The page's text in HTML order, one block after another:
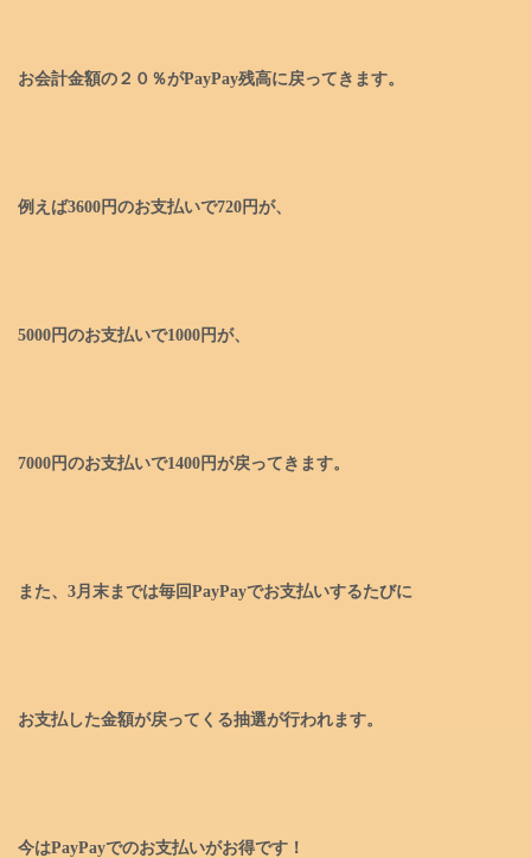
お会計金額の２０％がPayPay残高に戻ってきます。
例えば3600円のお支払いで720円が、
5000円のお支払いで1000円が、
7000円のお支払いで1400円が戻ってきます。
また、3月末までは毎回PayPayでお支払いするたびに
お支払した金額が戻ってくる抽選が行われます。
今はPayPayでのお支払いがお得です！